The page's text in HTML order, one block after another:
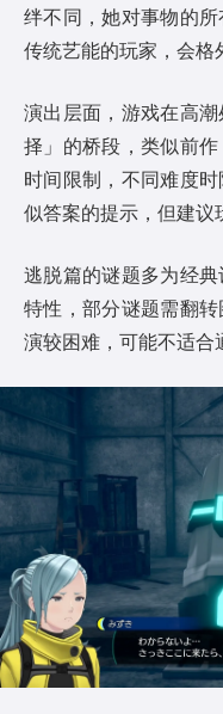
绊不同，她对事物的
传统艺能的玩家，会格
演出层面，游戏在高
择」的桥段，类似前
时间限制，不同难度
似答案的提示，但建议
逃脱篇的谜题多为经
特性，部分谜题需翻
演较困难，可能不适合